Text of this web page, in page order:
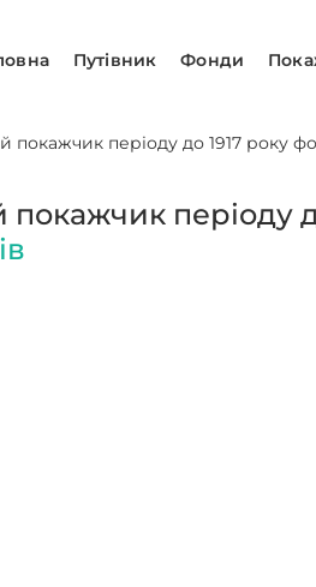
Путівник Фонди
покажчик періоду до 1917 року
покажчик періоду